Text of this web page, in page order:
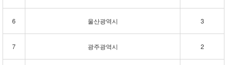
6 울산광역시 3
7 광주광역시 2